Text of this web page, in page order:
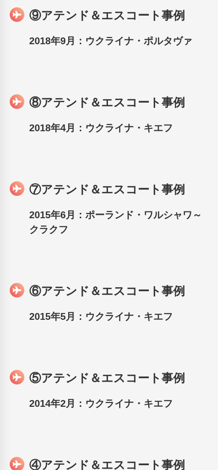
⑨アテンド＆エスコート事例
2018年9月：ウクライナ・ポルタヴァ
⑧アテンド＆エスコート事例
2018年4月：ウクライナ・キエフ
⑦アテンド＆エスコート事例
2015年6月：ポーランド・ワルシャワ～
クラクフ
⑥アテンド＆エスコート事例
2015年5月：ウクライナ・キエフ
⑤アテンド＆エスコート事例
2014年2月：ウクライナ・キエフ
④アテンド＆エスコート事例